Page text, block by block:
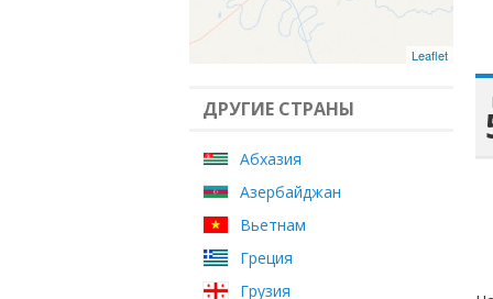
Leaflet
ДРУГИЕ СТРАНЫ
Абхазия
Азербайджан
Вьетнам
Греция
Грузия